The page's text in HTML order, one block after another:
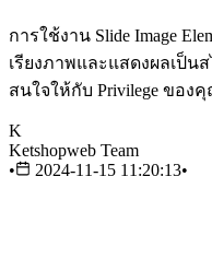
การใช้งาน Slide Image
เรียงภาพและแสดงผลเป็
สนใจให้กับ Privilege ของ
K
Ketshopweb Team
•
2024-11-15 11:20:13•